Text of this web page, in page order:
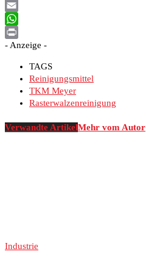
Facebook
Email
WhatsApp
Print
- Anzeige -
TAGS
Reinigungsmittel
TKM Meyer
Rasterwalzenreinigung
Verwandte ArtikelMehr vom Autor
Industrie